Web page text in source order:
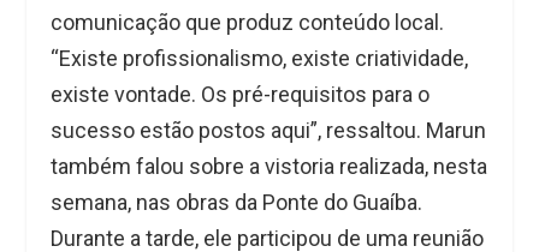
comunicação que produz conteúdo local.
“Existe profissionalismo, existe criatividade,
existe vontade. Os pré-requisitos para o
sucesso estão postos aqui”, ressaltou. Marun
também falou sobre a vistoria realizada, nesta
semana, nas obras da Ponte do Guaíba.
Durante a tarde, ele participou de uma reunião